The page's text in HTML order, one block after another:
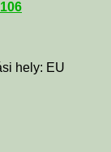
hely: EU